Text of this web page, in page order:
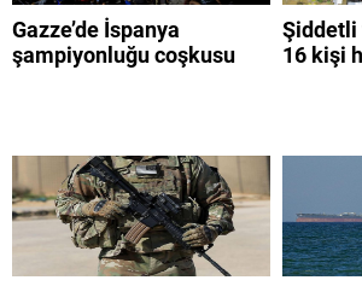
Gazze’de İspanya
şampiyonluğu coşkusu
Şiddetli
16 kişi